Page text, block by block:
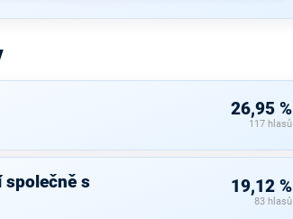
26,95 %
117 hlasů
společně s
19,12 %
83 hlasů